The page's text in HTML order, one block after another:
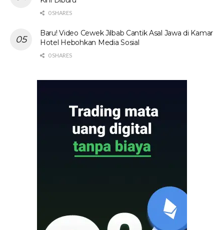
0 SHARES
Baru! Video Cewek Jilbab Cantik Asal Jawa di Kamar
Hotel Hebohkan Media Sosial
0 SHARES